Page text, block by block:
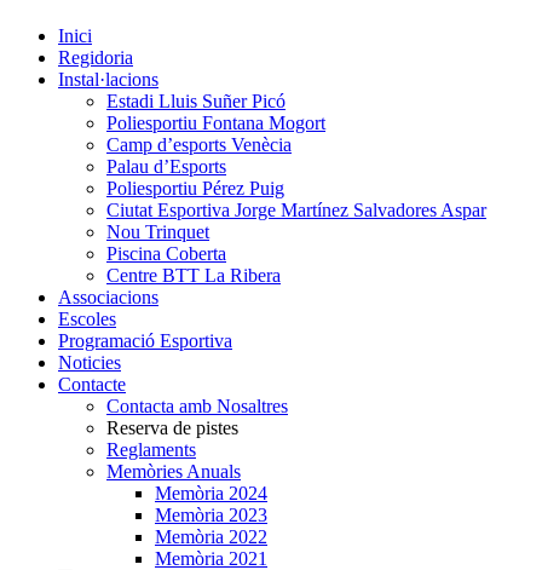
Inici
Regidoria
Instal·lacions
Estadi Lluis Suñer Picó
Poliesportiu Fontana Mogort
Camp d’esports Venècia
Palau d’Esports
Poliesportiu Pérez Puig
Ciutat Esportiva Jorge Martínez Salvadores Aspar
Nou Trinquet
Piscina Coberta
Centre BTT La Ribera
Associacions
Escoles
Programació Esportiva
Noticies
Contacte
Contacta amb Nosaltres
Reserva de pistes
Reglaments
Memòries Anuals
Memòria 2024
Memòria 2023
Memòria 2022
Memòria 2021